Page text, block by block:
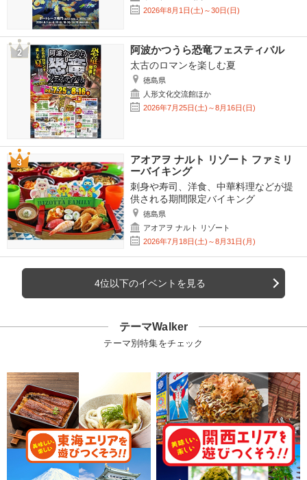
2026年8月1日(土)～30日(日)
阿波かつうら恐竜フェスティバル
太古のロマンを楽しむ夏
徳島県
人形文化交流館ほか
2026年7月25日(土)～8月16日(日)
アオアヲ ナルト リゾート ファミリ
ーバイキング
刺身や寿司、洋食、中華料理などが提
供される期間限定バイキング
徳島県
アオアヲ ナルト リゾート
2026年7月18日(土)～8月31日(月)
4位以下のイベントを見る
テーマWalker
テーマ別特集をチェック